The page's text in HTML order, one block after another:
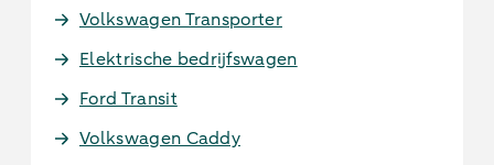
Volkswagen Transporter
Elektrische bedrijfswagen
Ford Transit
Volkswagen Caddy